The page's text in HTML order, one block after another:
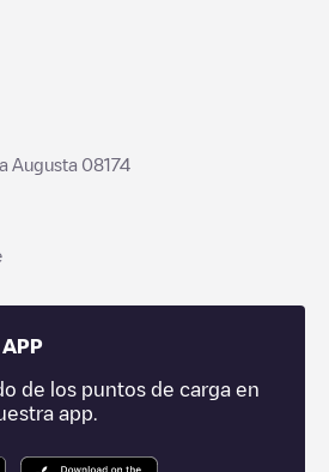
Augusta 08174
APP
de los puntos de carga en
app.